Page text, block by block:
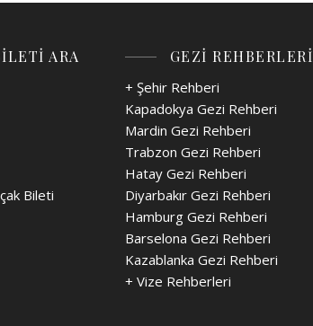
ARA
Bileti
GEZİ REHBERLERİ
+ Şehir Rehberi
Kapadokya Gezi Rehberi
Mardin Gezi Rehberi
Trabzon Gezi Rehberi
Hatay Gezi Rehberi
Diyarbakır Gezi Rehberi
Hamburg Gezi Rehberi
Barselona Gezi Rehberi
Kazablanka Gezi Rehberi
+ Vize Rehberleri